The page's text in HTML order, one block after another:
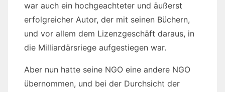
war auch ein hochgeachteter und äußerst
erfolgreicher Autor, der mit seinen Büchern,
und vor allem dem Lizenzgeschäft daraus, in
die Milliardärsriege aufgestiegen war.
Aber nun hatte seine NGO eine andere NGO
übernommen, und bei der Durchsicht der